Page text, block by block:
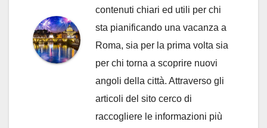
contenuti chiari ed utili per chi
sta pianificando una vacanza a
Roma, sia per la prima volta sia
per chi torna a scoprire nuovi
angoli della città. Attraverso gli
articoli del sito cerco di
raccogliere le informazioni più